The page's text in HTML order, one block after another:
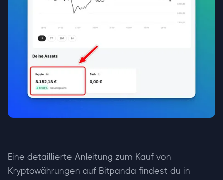
Eine detaillierte Anleitung zum Kauf von
Kryptowährungen auf Bitpanda findest du in